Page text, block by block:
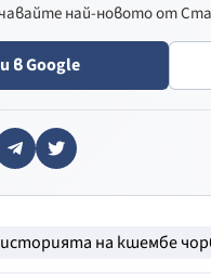
най-новото от
в Google
историята на кшембе